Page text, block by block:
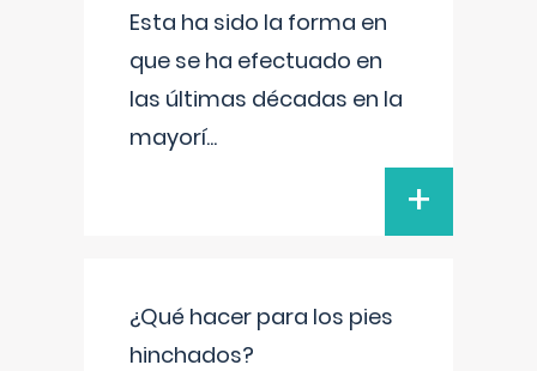
Esta ha sido la forma en
que se ha efectuado en
las últimas décadas en la
mayorí...
+
¿Qué hacer para los pies
hinchados?